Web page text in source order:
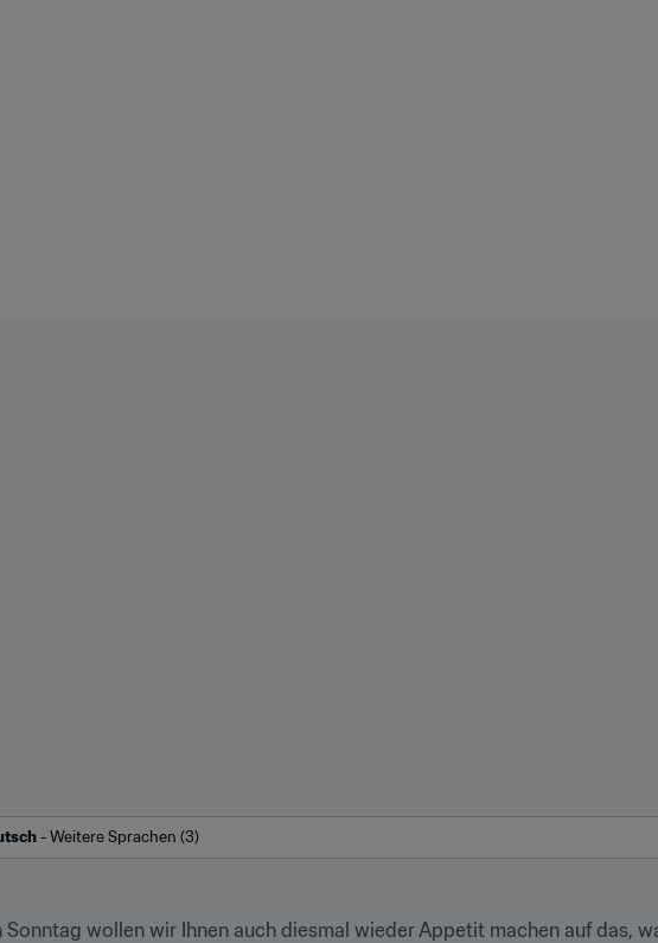
- Weitere Sprachen (3)
Sonntag wollen wir Ihnen auch diesmal wieder Appetit machen auf das,